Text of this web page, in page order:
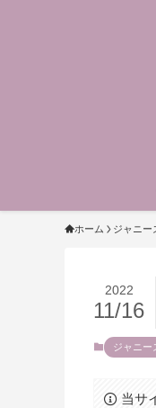
ホーム ジャニー
2022
11/16
ジャニー
当サ